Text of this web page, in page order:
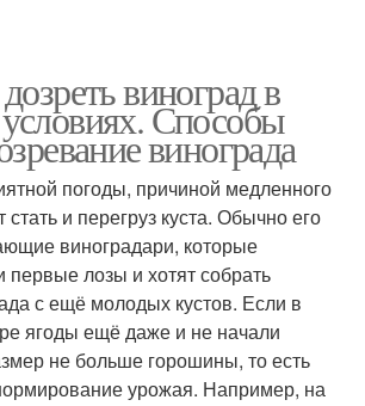
виноград в
Способы
винограда
погоды, причиной медленного
и перегруз куста. Обычно его
виноградари, которые
лозы и хотят собрать
с ещё молодых кустов. Если в
ягоды ещё даже и не начали
не больше горошины, то есть
урожая. Например, на